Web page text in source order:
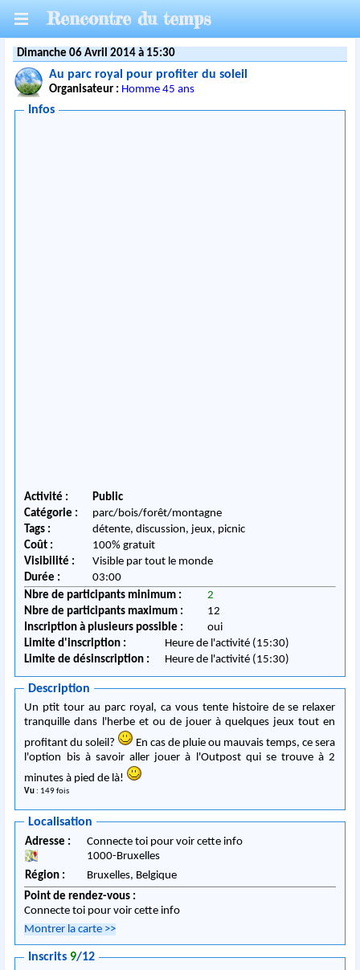
Rencontre du temps
Dimanche 06 Avril 2014 à 15:30
Au parc royal pour profiter du soleil
Organisateur : Homme 45 ans
Infos
Activité :
Public
Catégorie :
parc/bois/forêt/montagne
Tags :
détente, discussion, jeux, picnic
Coût :
100% gratuit
Visibilité :
Visible par tout le monde
Durée :
03:00
Nbre de participants minimum :
2
Nbre de participants maximum :
12
Inscription à plusieurs possible :
oui
Limite d'inscription :
Heure de l'activité (15:30)
Limite de désinscription :
Heure de l'activité (15:30)
Description
Un ptit tour au parc royal, ca vous tente histoire de se relaxer
tranquille dans l'herbe et ou de jouer à quelques jeux tout en
profitant du soleil?
l'option bis à savoir aller jouer à l'Outpost qui se trouve à 2
minutes à pied de là!
Vu : 149 fois
Localisation
Adresse :
Connecte toi pour voir cette info
1000-Bruxelles
Région :
Bruxelles, Belgique
Point de rendez-vous :
Connecte toi pour voir cette info
Montrer la carte >>
Inscrits 9/12